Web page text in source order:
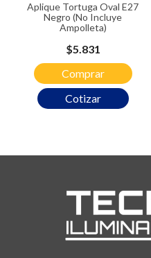
Aplique Tortuga Oval E27
Negro (No Incluye
Ampolleta)
Cotizar
Precio
$5.831
Comprar